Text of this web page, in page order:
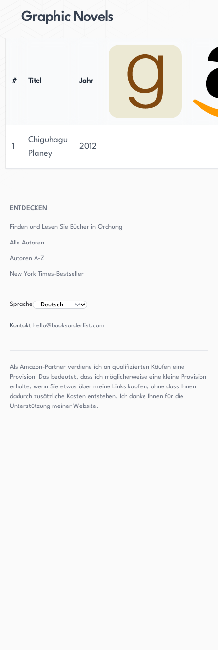
Graphic Novels
# Titel Jahr
1
Chiguhagu
Planey
2012
ENTDECKEN
Finden und Lesen Sie Bücher in Ordnung
Alle Autoren
Autoren A-Z
New York Times-Bestseller
Sprache
Kontakt hello@booksorderlist.com
Als Amazon-Partner verdiene ich an qualifizierten Käufen eine
Provision. Das bedeutet, dass ich möglicherweise eine kleine Provision
erhalte, wenn Sie etwas über meine Links kaufen, ohne dass Ihnen
dadurch zusätzliche Kosten entstehen. Ich danke Ihnen für die
Unterstützung meiner Website.